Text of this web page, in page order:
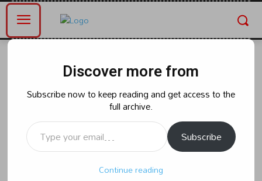
చండ్రాజుపాలెం లో వైఎస్సార్సీపీలో
చేరిన టీడీపీ కార్యకర్తలు కండువా కప్పి
ఆహ్వానించిన :ఎమ్మెల్యే నంబూరు
శంకరరావు :
Discover more from
Subscribe now to keep reading and get access to the
full archive.
Type your email…
Subscribe
Continue reading